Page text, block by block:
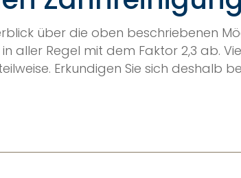
über die oben beschriebenen
aller Regel mit dem Faktor 2,3 ab.
Erkundigen Sie sich deshalb